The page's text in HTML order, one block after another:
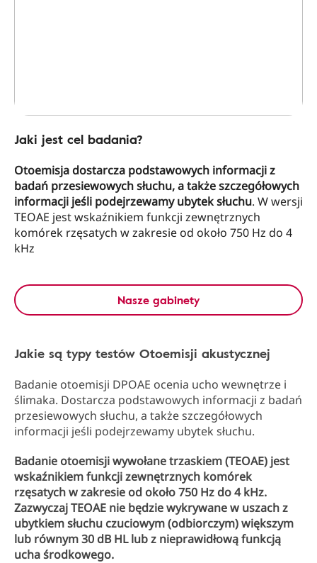
Jaki jest cel badania?
Otoemisja dostarcza podstawowych informacji z
badań przesiewowych słuchu, a także szczegółowych
informacji jeśli podejrzewamy ubytek słuchu. W wersji
TEOAE jest wskaźnikiem funkcji zewnętrznych
komórek rzęsatych w zakresie od około 750 Hz do 4
kHz
Nasze gabinety
Jakie są typy testów Otoemisji akustycznej
Badanie otoemisji DPOAE ocenia ucho wewnętrze i
ślimaka. Dostarcza podstawowych informacji z badań
przesiewowych słuchu, a także szczegółowych
informacji jeśli podejrzewamy ubytek słuchu.
Badanie otoemisji wywołane trzaskiem (TEOAE) jest
wskaźnikiem funkcji zewnętrznych komórek
rzęsatych w zakresie od około 750 Hz do 4 kHz.
Zazwyczaj TEOAE nie będzie wykrywane w uszach z
ubytkiem słuchu czuciowym (odbiorczym) większym
lub równym 30 dB HL lub z nieprawidłową funkcją
ucha środkowego.